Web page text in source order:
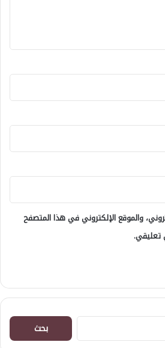
والموقع الإلكتروني في هذا المتصفح
تعليقي.
البحث
عن: